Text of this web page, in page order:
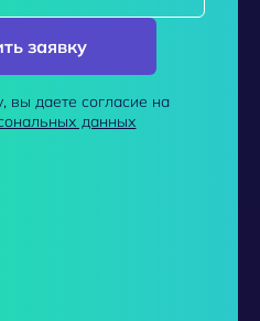
заявку
вы даете согласие на
данных